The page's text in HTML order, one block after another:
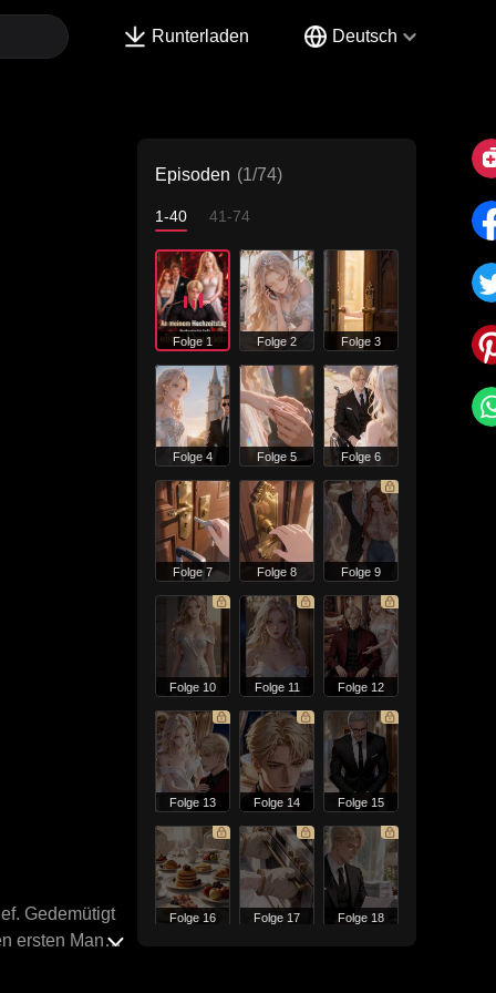
Runterladen Deutsch
Gedemütigt
ersten Mann,
Episoden (1/74)
1-40 41-74
Folge 1 Folge 2 Folge 3
Folge 4 Folge 5 Folge 6
Folge 7 Folge 8 Folge 9
Folge 10 Folge 11 Folge 12
Folge 13 Folge 14 Folge 15
Folge 16 Folge 17 Folge 18